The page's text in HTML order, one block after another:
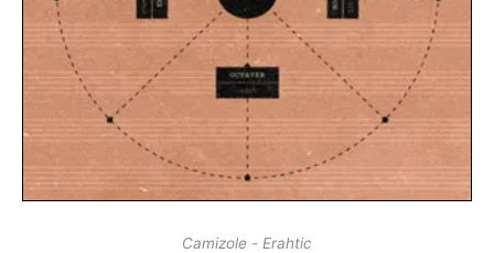
Camizole - Erahtic